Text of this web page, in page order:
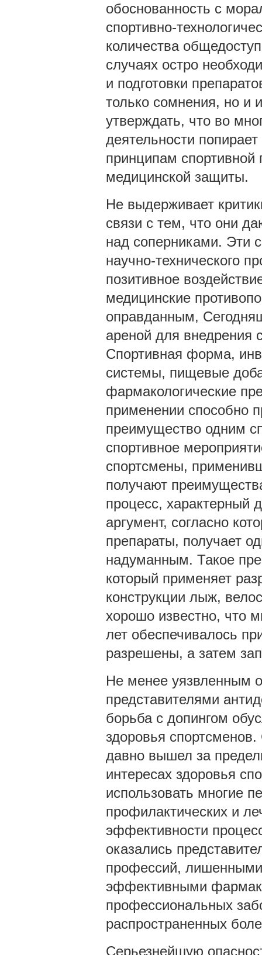
обоснованность с
спортивно-
количества
случаях остро
и подготовки
только сомнения, но и
утверждать, что во
деятельности
принципам спортивной
медицинской защиты.
Не выдерживает
связи с тем, что они
над соперниками. Эти
научно-технического
позитивное
медицинские
оправданным,
ареной для внедрения
Спортивная форма,
системы, пищевые
фармакологические
применении способно
преимущество одним
спортивное
спортсмены,
получают
процесс, характерный
аргумент, согласно
препараты, получает
надуманным. Такое
который применяет
конструкции лыж,
хорошо известно, что
лет обеспечивалось
разрешены, а затем
Не менее уязвленным
представителями
борьба с допингом
здоровья
давно вышел за
интересах здоровья
использовать многие
профилактических и
эффективности
оказались
профессий, лишенными
эффективными
профессиональных
распространенных
Серьезнейшую